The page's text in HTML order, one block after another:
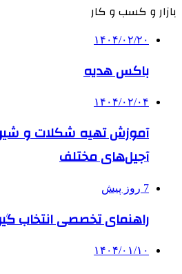
بازار و کسب و کار
۱۴۰۴/۰۲/۲۰
باکس هدیه
۱۴۰۴/۰۲/۰۴
آموزش تهیه شکلات و
آجیل‌های مختلف
7 روز پیش
راهنمای تخصصی انتخاب
۱۴۰۴/۰۱/۱۰